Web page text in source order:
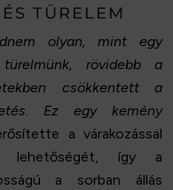
TÜRELEM
olyan, mint egy
rövidebb a
csökkentett a
Ez egy kemény
a várakozással
lehetőségét, így a
a sorban állás